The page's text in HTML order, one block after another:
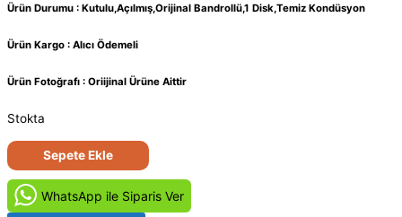
Ürün Durumu : Kutulu,Açılmış,Orijinal Bandrollü,1 Disk,Temiz Kondüsyon
Ürün Kargo : Alıcı Ödemeli
Ürün Fotoğrafı : Oriijinal Ürüne Aittir
Stokta
Istila
-
Infection
(2005)
Sepete Ekle
WhatsApp ile Siparis Ver